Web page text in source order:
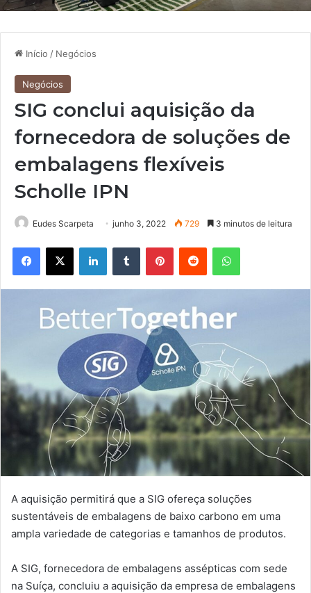
Início / Negócios
Negócios
SIG conclui aquisição da
fornecedora de soluções de
embalagens flexíveis
Scholle IPN
Eudes Scarpeta junho 3, 2022 729 3 minutos de leitura
Facebook
X LinkedinTumblr PinterestReddit WhatsApp
A aquisição permitirá que a SIG ofereça soluções
sustentáveis ​​de embalagens de baixo carbono em uma
ampla variedade de categorias e tamanhos de produtos.
A SIG, fornecedora de embalagens assépticas com sede
na Suíça, concluiu a aquisição da empresa de embalagens